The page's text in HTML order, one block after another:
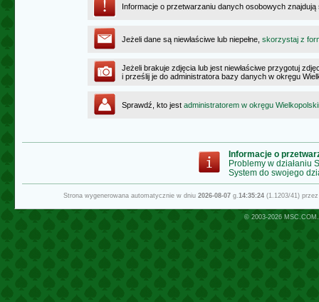
Informacje o przetwarzaniu danych osobowych
Jeżeli dane są niewłaściwe lub niepełne, skorzystaj z
Jeżeli brakuje zdjęcia lub jest niewłaściwe przygotuj
i prześlij je do administratora bazy danych w okręgu
Sprawdź, kto jest administratorem w okręgu
Informacje o
Problemy w działaniu
System do swojego
Strona wygenerowana automatycznie w dniu 2026-08-07g.14:35:24(1.1203/41)
© 2003-2026